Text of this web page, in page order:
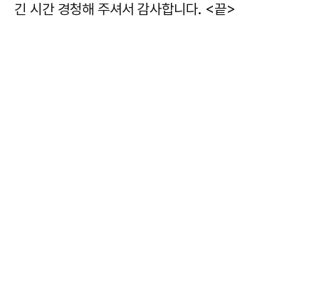
긴 시간 경청해 주셔서 감사합니다. <끝>